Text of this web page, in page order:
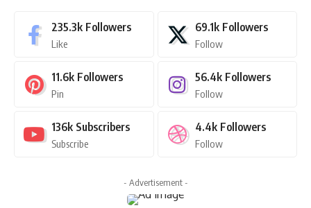
235.3k Followers
Like
69.1k Followers
Follow
11.6k Followers
Pin
56.4k Followers
Follow
136k Subscribers
Subscribe
4.4k Followers
Follow
- Advertisement -